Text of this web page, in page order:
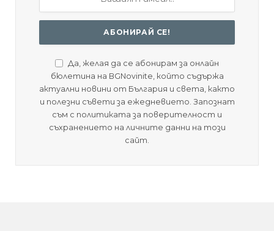
Да, желая да се абонирам за онлайн
бюлетина на BGNovinite, който съдържа
актуални новини от България и света, както
и полезни съвети за ежедневието. Запознат
съм с политиката за поверителност и
съхранението на личните данни на този
сайт.